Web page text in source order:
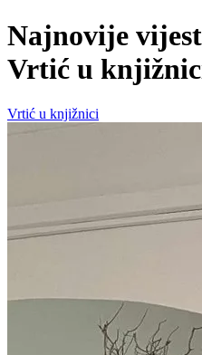
Najnovije
Vrtić u
Vrtić u knjižnici